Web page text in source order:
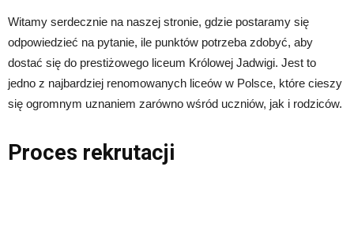
Witamy serdecznie na naszej stronie, gdzie postaramy się
odpowiedzieć na pytanie, ile punktów potrzeba zdobyć, aby
dostać się do prestiżowego liceum Królowej Jadwigi. Jest to
jedno z najbardziej renomowanych liceów w Polsce, które cieszy
się ogromnym uznaniem zarówno wśród uczniów, jak i rodziców.
Proces rekrutacji